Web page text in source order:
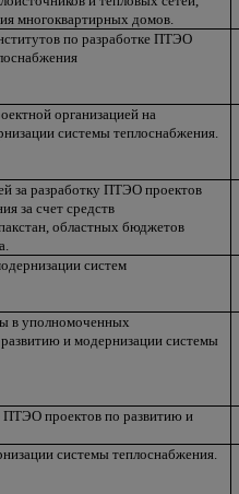
многоквартирных домов.
по разработке ПТЭО
организацией на
системы теплоснабжения.
за разработку ПТЭО проектов
за счет средств
областных бюджетов
систем
в уполномоченных
и модернизации системы
проектов по развитию и
системы теплоснабжения.